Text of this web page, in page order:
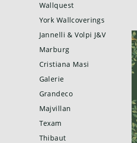
Wallquest
York Wallcoverings
Jannelli & Volpi J&V
Marburg
Cristiana Masi
Galerie
Grandeco
Majvillan
Texam
Thibaut